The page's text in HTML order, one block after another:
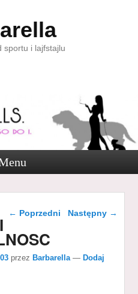
sportu i lajfstajlu
Nawigacja wpisu
← Poprzedni Następny →
przez Barbarella — Dodaj